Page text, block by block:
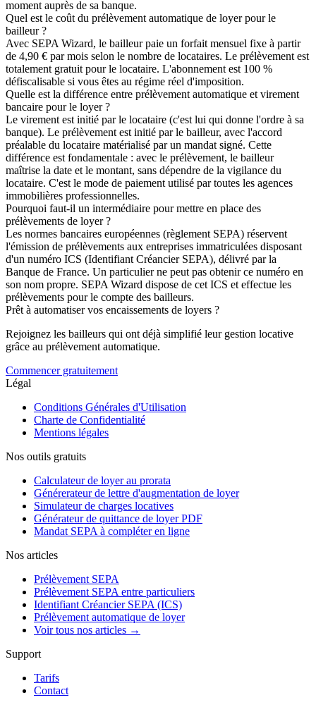
moment auprès de sa banque.
Quel est le coût du prélèvement automatique de loyer pour le
bailleur ?
Avec SEPA Wizard, le bailleur paie un forfait mensuel fixe à partir
de 4,90 € par mois selon le nombre de locataires. Le prélèvement est
totalement gratuit pour le locataire. L'abonnement est 100 %
défiscalisable si vous êtes au régime réel d'imposition.
Quelle est la différence entre prélèvement automatique et virement
bancaire pour le loyer ?
Le virement est initié par le locataire (c'est lui qui donne l'ordre à sa
banque). Le prélèvement est initié par le bailleur, avec l'accord
préalable du locataire matérialisé par un mandat signé. Cette
différence est fondamentale : avec le prélèvement, le bailleur
maîtrise la date et le montant, sans dépendre de la vigilance du
locataire. C'est le mode de paiement utilisé par toutes les agences
immobilières professionnelles.
Pourquoi faut-il un intermédiaire pour mettre en place des
prélèvements de loyer ?
Les normes bancaires européennes (règlement SEPA) réservent
l'émission de prélèvements aux entreprises immatriculées disposant
d'un numéro ICS (Identifiant Créancier SEPA), délivré par la
Banque de France. Un particulier ne peut pas obtenir ce numéro en
son nom propre. SEPA Wizard dispose de cet ICS et effectue les
prélèvements pour le compte des bailleurs.
Prêt à automatiser vos encaissements de loyers ?
Rejoignez les bailleurs qui ont déjà simplifié leur gestion locative
grâce au prélèvement automatique.
Commencer gratuitement
Légal
Conditions Générales d'Utilisation
Charte de Confidentialité
Mentions légales
Nos outils gratuits
Calculateur de loyer au prorata
Générerateur de lettre d'augmentation de loyer
Simulateur de charges locatives
Générateur de quittance de loyer PDF
Mandat SEPA à compléter en ligne
Nos articles
Prélèvement SEPA
Prélèvement SEPA entre particuliers
Identifiant Créancier SEPA (ICS)
Prélèvement automatique de loyer
Voir tous nos articles →
Support
Tarifs
Contact